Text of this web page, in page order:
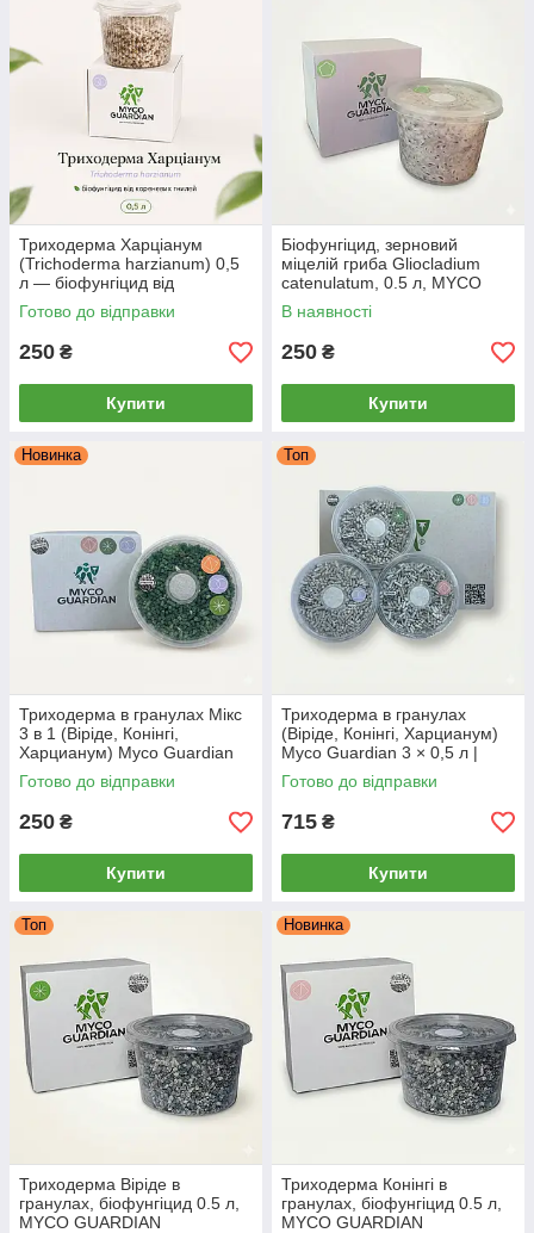
Триходерма Харціанум
(Trichoderma harzianum) 0,5
л — біофунгіцид від
кореневих гнилей, зерновий
міцелій MYCO GUARDIAN
Готово до відправки
250 ₴
Купити
Біофунгіцид, зерновий
міцелій гриба Gliocladium
catenulatum, 0.5 л, MYCO
GUARDIAN
В наявності
250 ₴
Купити
Новинка
Триходерма в гранулах Мікс
3 в 1 (Віріде, Конінгі,
Харцианум) Myco Guardian
0,5 л | Біофунгіцид для
обробки ґрунту (1.25 сотки)
Готово до відправки
250 ₴
Купити
Топ
Триходерма в гранулах
(Віріде, Конінгі, Харцианум)
Myco Guardian 3 × 0,5 л |
Біофунгіцид для захисту
рослин і ґрунту
Готово до відправки
715 ₴
Купити
Топ
Триходерма Віріде в
гранулах, біофунгіцид 0.5 л,
MYCO GUARDIAN
Новинка
Триходерма Конінгі в
гранулах, біофунгіцид 0.5 л,
MYCO GUARDIAN